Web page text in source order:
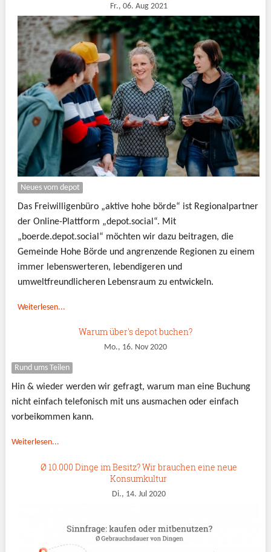
Fr., 06. Aug 2021
Neues vom depot
Das Freiwilligenbüro „aktive hohe börde“ ist Regionalpartner
der Online-Plattform „depot.social“. Mit
„boerde.depot.social“ möchten wir dazu beitragen, die
Gemeinde Hohe Börde und angrenzende Regionen zu einem
immer lebenswerteren, lebendigeren und
umweltfreundlicheren Lebensraum zu entwickeln.
Weiterlesen...
Warum über's depot buchen?
Mo., 16. Nov 2020
Rund ums Teilen
Hin & wieder werden wir gefragt, warum man eine Buchung
nicht einfach telefonisch mit uns ausmachen oder einfach
vorbeikommen kann.
Weiterlesen...
Ø 10.000 Dinge im Besitz? Wir brauchen eine neue
Konsumkultur
Di., 14. Jul 2020